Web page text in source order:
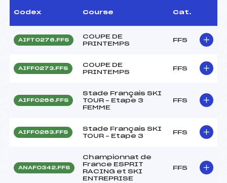
Codex Course Cat.
AIFT0276.FFS
COUPE DE
PRINTEMPS
FFS
AIFF0273.FFS
COUPE DE
PRINTEMPS
FFS
AIFF0266.FFS
Stade Français SKI
TOUR – Etape 3
FEMME
FFS
AIFF0263.FFS
Stade Français SKI
TOUR – Etape 3
FFS
ANAF0342.FFS
Championnat de
France ESPRIT
RACING et SKI
ENTREPRISE
FFS